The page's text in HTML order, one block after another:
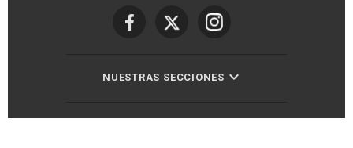
NUESTRAS SECCIONES